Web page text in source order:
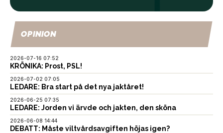
OPINION
2026-07-16 07:52
KRÖNIKA: Prost, PSL!
2026-07-02 07:05
LEDARE: Bra start på det nya jaktåret!
2026-06-25 07:35
LEDARE: Jorden vi ärvde och jakten, den sköna
2026-06-08 14:44
DEBATT: Måste viltvårdsavgiften höjas igen?